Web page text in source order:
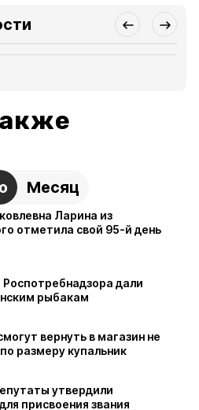
Месяц
Ларина из
отметила свой 95-й день
дали
рыбакам
вернуть в магазин не
размеру купальник
утвердили
присвоения звания